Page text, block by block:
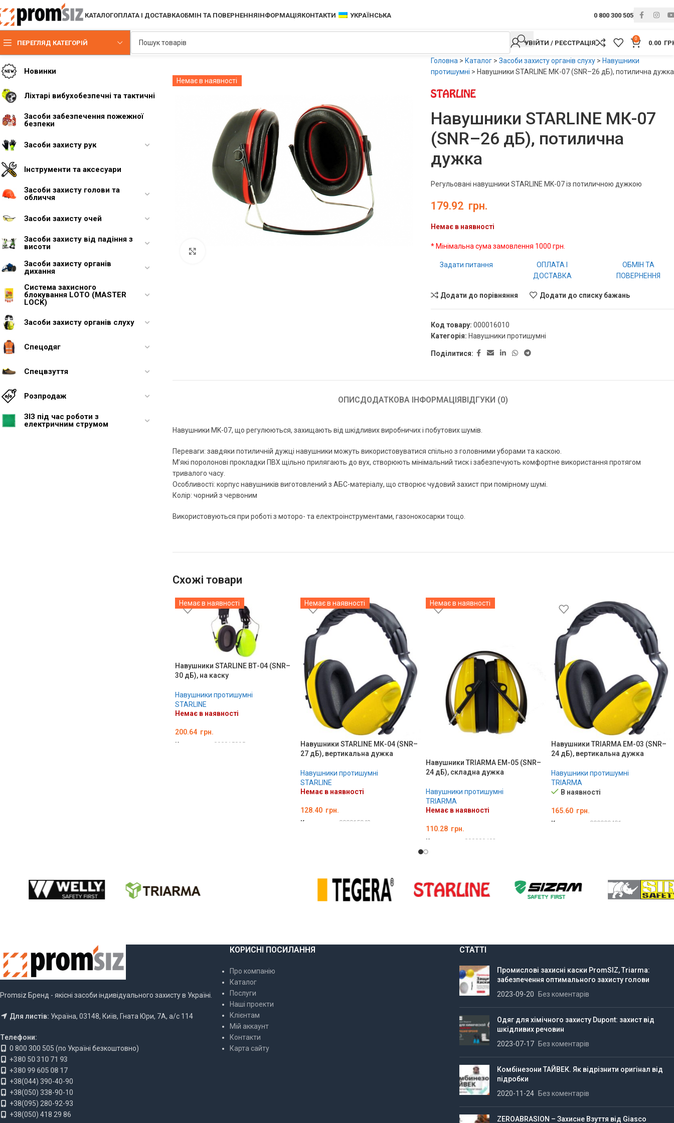
КАТАЛОГОПЛАТА І ДОСТАВКАОБМІН ТА ПОВЕРНЕННЯІНФОРМАЦІЯКОНТАКТИ УКРАЇНСЬКА 0 800 300 505
ПЕРЕГЛЯД КАТЕГОРІЙ УВІЙТИ / РЕЄСТРАЦІЯ
0
0.00
Новинки
Ліхтарі вибухобезпечні та тактичні
Засоби забезпечення пожежної
безпеки
Засоби захисту рук
Інструменти та аксесуари
Засоби захисту голови та
обличчя
Засоби захисту очей
Засоби захисту від падіння з
висоти
Засоби захисту органів
дихання
Система захисного
блокування LOTO (MASTER
LOCK)
Засоби захисту органів слуху
Спецодяг
Спецвзуття
Розпродаж
ЗІЗ під час роботи з
електричним струмом
Немає в наявності
Головна > Каталог> Засоби захисту органів слуху> Навушники
протишумні > Навушники STARLINE МК-07 (SNR–26 дБ), потилична дужка
Навушники STARLINE МК-07
(SNR–26 дБ), потилична
дужка
Регульовані навушники STARLINE MK-07 із потиличною дужкою
179.92 грн.
Немає в наявності
* Мінімальна сума замовлення 1000 грн.
Задати питання
ОПЛАТА І
ДОСТАВКА
ОБМІН ТА
ПОВЕРНЕННЯ
Додати до порівняння Додати до списку бажань
Код товару: 000016010
Категорія: Навушники протишумні
Поділитися:
ОПИСДОДАТКОВА ІНФОРМАЦІЯВІДГУКИ (0)
Навушники MK-07, що регулюються, захищають від шкідливих виробничих і побутових шумів.
Переваги: завдяки потиличній дужці навушники можуть використовуватися спільно з головними уборами та каскою.
М’які поролонові прокладки ПВХ щільно прилягають до вух, створюють мінімальний тиск і забезпечують комфортне використання протягом
тривалого часу.
Особливості: корпус навушників виготовлений з АБС-матеріалу, що створює чудовий захист при помірному шумі.
Колір: чорний з червоним
Використовуються при роботі з моторо- та електроінструментами, газонокосарки тощо.
Схожі товари
Немає в наявності
Навушники STARLINE ВТ-04 (SNR–
30 дБ), на каску
Навушники протишумні
STARLINE
Немає в наявності
200.64 грн.
Код товару: 000015895
Немає в наявності
Навушники STARLINE МК-04 (SNR–
27 дБ), вертикальна дужка
Навушники протишумні
STARLINE
Немає в наявності
128.40 грн.
Код товару: 000015942
Немає в наявності
Навушники TRIARMA EM-05 (SNR–
24 дБ), складна дужка
Навушники протишумні
TRIARMA
Немає в наявності
110.28 грн.
Код товару: 000009402
Навушники TRIARMA EM-03 (SNR–
24 дБ), вертикальна дужка
Навушники протишумні
TRIARMA
В наявності
165.60 грн.
Код товару: 000009401
Promsiz Бренд - якісні засоби індивідуального захисту в Україні.
Для листів: Україна, 03148, Київ, Гната Юри, 7А, а/с 114
Телефони:
0 800 300 505 (по Україні безкоштовно)
+380 50 310 71 93
+380 99 605 08 17
+38(044) 390-40-90
+38(050) 338-90-10
+38(095) 280-92-93
+38(050) 418 29 86
КОРИСНІ ПОСИЛАННЯ
Про компанію
Каталог
Послуги
Наші проекти
Клієнтам
Мій аккаунт
Контакти
Карта сайту
СТАТТІ
Промислові захисні каски PromSIZ, Triarma:
забезпечення оптимального захисту голови
2023-09-20
Без коментарів
Одяг для хімічного захисту Dupont: захист від
шкідливих речовин
2023-07-17
Без коментарів
Комбінезони ТАЙВЕК. Як відрізнити оригінал від
підробки
2020-11-24
Без коментарів
ZEROABRASION – Захисне Взуття від Giasco